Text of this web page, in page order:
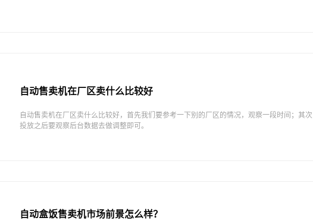
自动售卖机在厂区卖什么比较好
自动售卖机在厂区卖什么比较好，首先我们要参考一下别的厂区的情况，观察一段时间；其次
投放之后要观察后台数据去做调整即可。
自动盒饭售卖机市场前景怎么样？